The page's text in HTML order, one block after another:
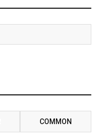
COMMON